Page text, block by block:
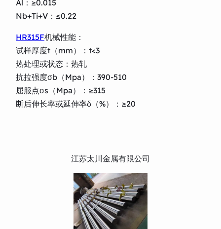
Al：≥0.015
Nb+Ti+V：≤0.22
HR315F机械性能：
试样厚度t（mm）：t<3
热处理或状态：热轧
抗拉强度σb（Mpa）：390-510
屈服点σs（Mpa）：≥315
断后伸长率或延伸率δ（%）：≥20
江苏太川金属有限公司